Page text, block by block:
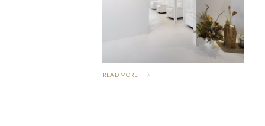
READ MORE